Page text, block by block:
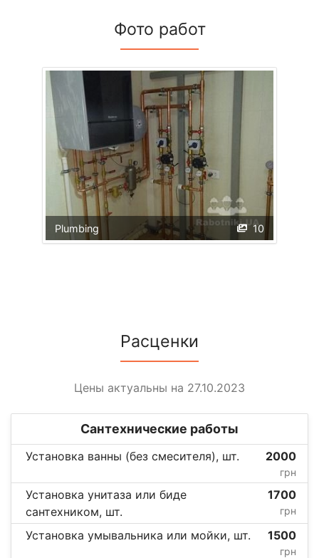
Фото работ
10
Plumbing
Расценки
Цены актуальны на 27.10.2023
Сантехнические работы
Установка ванны (без смесителя), шт. 2000
грн
Установка унитаза или биде
сантехником, шт.
1700
грн
Установка умывальника или мойки, шт. 1500
грн